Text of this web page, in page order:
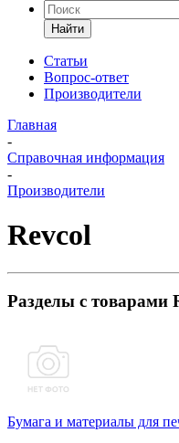
Найти
Статьи
Вопрос-ответ
Производители
Главная
-
Справочная информация
-
Производители
Revcol
Разделы с товарами
Бумага и материалы для